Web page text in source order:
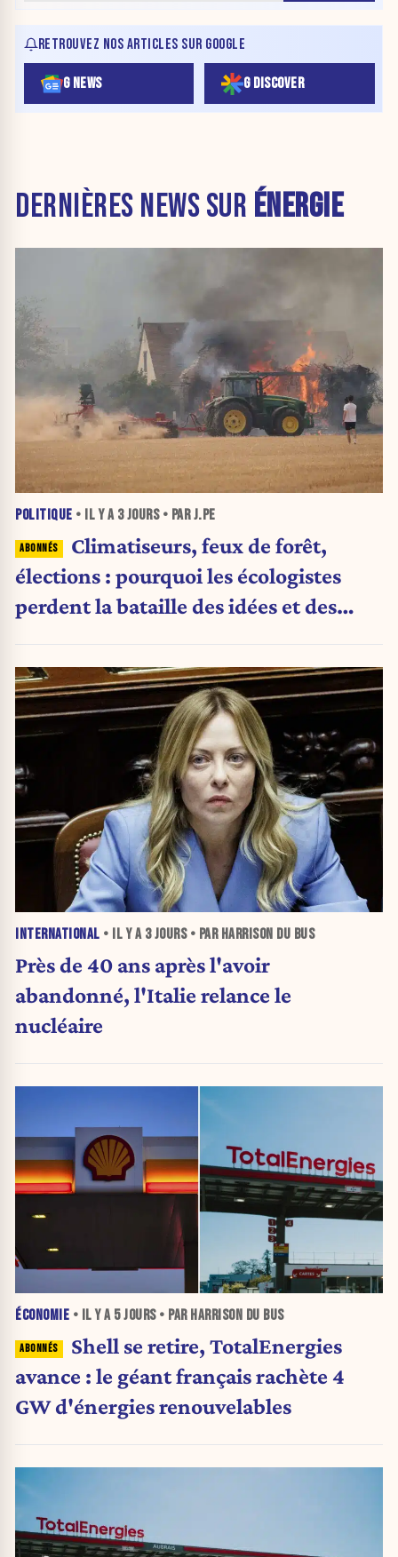
RETROUVEZ NOS ARTICLES SUR GOOGLE
G NEWS G DISCOVER
DERNIÈRES NEWS SUR ÉNERGIE
POLITIQUE • IL Y A 3 JOURS• PAR J.PE
Climatiseurs, feux de forêt,
élections : pourquoi les écologistes
perdent la bataille des idées et des
INTERNATIONAL • IL Y A 3 JOURS• PAR HARRISON DU BUS
Près de 40 ans après l'avoir
abandonné, l'Italie relance le
nucléaire
ÉCONOMIE • IL Y A 5 JOURS• PAR HARRISON DU BUS
Shell se retire, TotalEnergies
avance : le géant français rachète 4
GW d'énergies renouvelables